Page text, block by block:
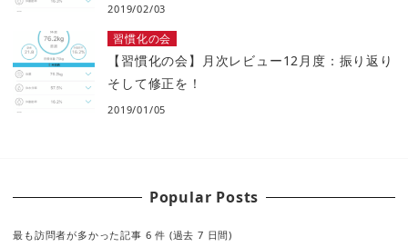
2019/02/03
習慣化の会
【習慣化の会】月次レビュー12月度：振り返り
そして修正を！
2019/01/05
Popular Posts
最も訪問者が多かった記事 6 件 (過去 7 日間)